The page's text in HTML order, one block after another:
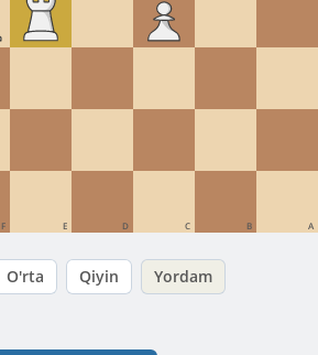
F E D C B A
O'rta Qiyin Yordam